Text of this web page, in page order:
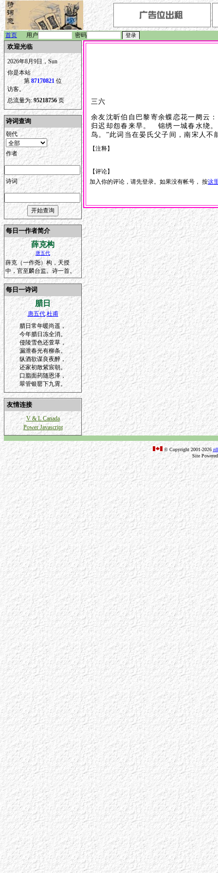
首页 用户 密码
欢迎光临
2026年8月9日，Sun
你是本站
第87170821位
访客。
总流量为:95218756 页
诗词查询
朝代
作者
诗词
每日一作者简介
薛克构
唐五代
薛克（一作尧）构，天授
中，官至麟台监。诗一首。
每日一诗词
腊日
唐五代.杜甫
腊日常年暖尚遥，
今年腊日冻全消。
侵陵雪色还萱草，
漏泄春光有柳条。
纵酒欲谋良夜醉，
还家初散紫宸朝。
口脂面药随恩泽，
翠管银罂下九霄。
友情连接
V & L Canada
Power Javascript
三六
余友沈昕伯自巴黎寄余蝶恋花一阕云
归迟却怨春来早。 锦绣一城春水绕
鸟。”此词当在晏氏父子间，南宋人不
【注释】
【评论】
加入你的评论，请先登录。如果没有帐号， 按这
© Copyright 2001-2026
Site